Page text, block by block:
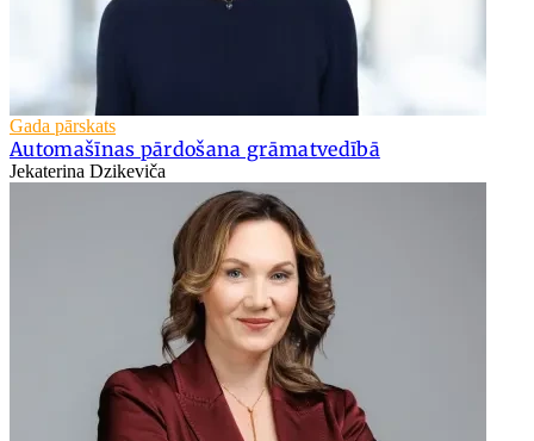
Gada pārskats
Automašīnas pārdošana grāmatvedībā
Jekaterina Dzikeviča